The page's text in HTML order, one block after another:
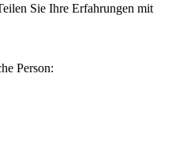
Sie Ihre Erfahrungen mit
Person: